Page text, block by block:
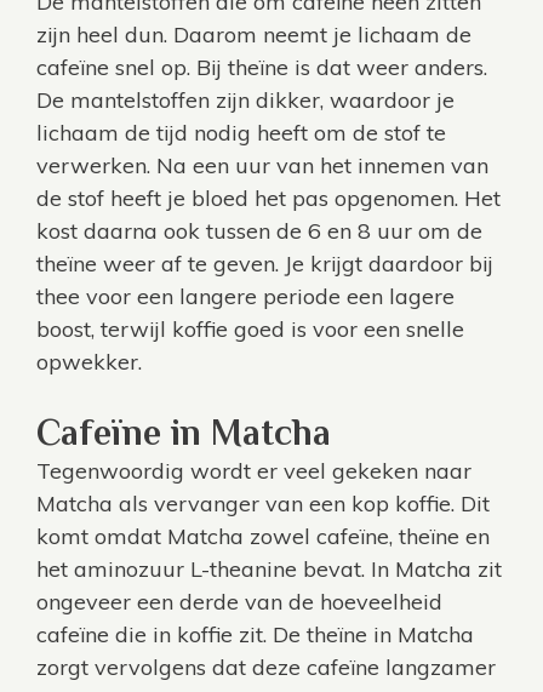
zijn heel dun. Daarom neemt je lichaam de
cafeïne snel op. Bij theïne is dat weer anders.
De mantelstoffen zijn dikker, waardoor je
lichaam de tijd nodig heeft om de stof te
verwerken. Na een uur van het innemen van
de stof heeft je bloed het pas opgenomen. Het
kost daarna ook tussen de 6 en 8 uur om de
theïne weer af te geven. Je krijgt daardoor bij
thee voor een langere periode een lagere
boost, terwijl koffie goed is voor een snelle
opwekker.
Cafeïne in Matcha
Tegenwoordig wordt er veel gekeken naar
Matcha als vervanger van een kop koffie. Dit
komt omdat Matcha zowel cafeïne, theïne en
het aminozuur L-theanine bevat. In Matcha zit
ongeveer een derde van de hoeveelheid
cafeïne die in koffie zit. De theïne in Matcha
zorgt vervolgens dat deze cafeïne langzamer